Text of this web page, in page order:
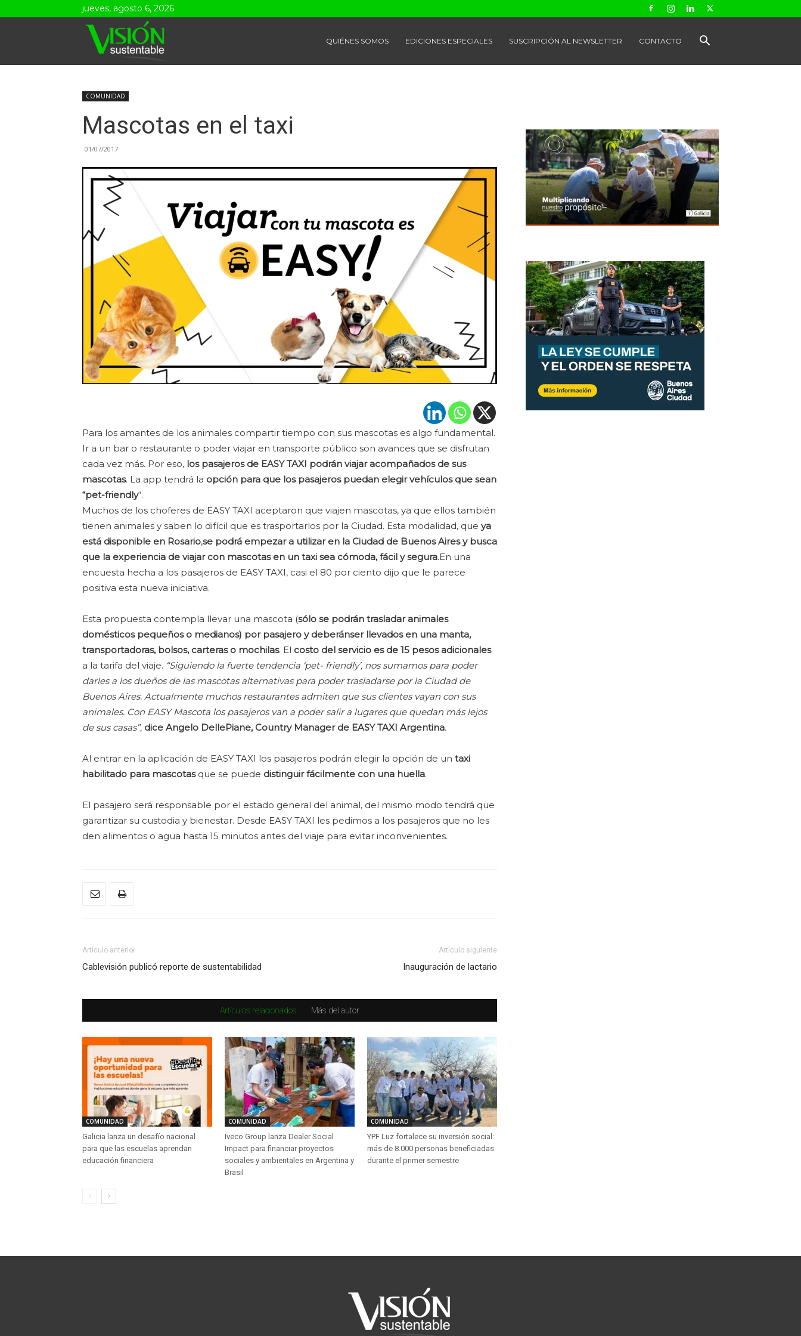
jueves, agosto 6, 2026
QUIÉNES SOMOS EDICIONES ESPECIALES SUSCRIPCIÓN AL NEWSLETTER CONTACTO
COMUNIDAD
Mascotas en el taxi
01/07/2017
Para los amantes de los animales compartir tiempo con sus mascotas es algo fundamental.
Ir a un bar o restaurante o poder viajar en transporte público son avances que se disfrutan
cada vez más. Por eso, los pasajeros de EASY TAXI podrán viajar acompañados de sus
mascotas. La app tendrá la opción para que los pasajeros puedan elegir vehículos que sean
“pet-friendly“.
Muchos de los choferes de EASY TAXI aceptaron que viajen mascotas, ya que ellos también
tienen animales y saben lo difícil que es trasportarlos por la Ciudad. Esta modalidad, que ya
está disponible en Rosario,se podrá empezar a utilizar en la Ciudad de Buenos Aires y busca
que la experiencia de viajar con mascotas en un taxi sea cómoda, fácil y segura.En una
encuesta hecha a los pasajeros de EASY TAXI, casi el 80 por ciento dijo que le parece
positiva esta nueva iniciativa.
Esta propuesta contempla llevar una mascota (sólo se podrán trasladar animales
domésticos pequeños o medianos) por pasajero y deberánser llevados en una manta,
transportadoras, bolsos, carteras o mochilas. El costo del servicio es de 15 pesos adicionales
a la tarifa del viaje. “Siguiendo la fuerte tendencia ‘pet- friendly’, nos sumamos para poder
darles a los dueños de las mascotas alternativas para poder trasladarse por la Ciudad de
Buenos Aires. Actualmente muchos restaurantes admiten que sus clientes vayan con sus
animales. Con EASY Mascota los pasajeros van a poder salir a lugares que quedan más lejos
de sus casas”, dice Angelo DellePiane, Country Manager de EASY TAXI Argentina.
Al entrar en la aplicación de EASY TAXI los pasajeros podrán elegir la opción de un taxi
habilitado para mascotasque se puede distinguir fácilmente con una huella.
El pasajero será responsable por el estado general del animal, del mismo modo tendrá que
garantizar su custodia y bienestar. Desde EASY TAXI les pedimos a los pasajeros que no les
den alimentos o agua hasta 15 minutos antes del viaje para evitar inconvenientes.
Artículo anterior
Cablevisión publicó reporte de sustentabilidad
Artículo siguiente
Inauguración de lactario
Artículos relacionados Más del autor
COMUNIDAD
Galicia lanza un desafío nacional
para que las escuelas aprendan
educación financiera
COMUNIDAD
Iveco Group lanza Dealer Social
Impact para financiar proyectos
sociales y ambientales en Argentina y
Brasil
COMUNIDAD
YPF Luz fortalece su inversión social:
más de 8.000 personas beneficiadas
durante el primer semestre